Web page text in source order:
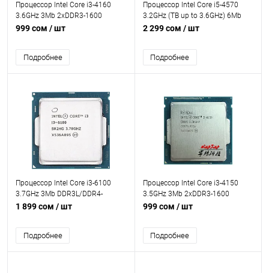
Процессор Intel Core i3-4160
3.6GHz 3Mb 2xDDR3-1600
HDGraphics4400 TDP-54w
999 сом / шт
Подробнее
Процессор Intel Core i5-4570
3.2GHz (TB up to 3.6GHz) 6Mb
2xDDR3-1600 HDGraphics4600
2 299 сом / шт
Подробнее
Процессор Intel Core i3-6100
3.7GHz 3Mb DDR3L/DDR4-
1600/2133 HDGraphics530 TDP-
1 899 сом / шт
Подробнее
Процессор Intel Core i3-4150
3.5GHz 3Mb 2xDDR3-1600
HDGraphics4400 TDP-54w
999 сом / шт
Подробнее